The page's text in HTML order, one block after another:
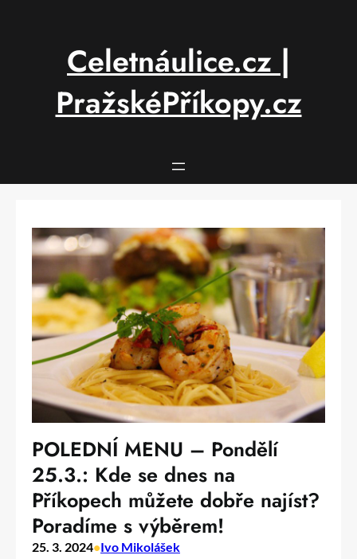
Celetnáulice.cz |
PražskéPříkopy.cz
POLEDNÍ MENU – Pondělí
25.3.: Kde se dnes na
Příkopech můžete dobře najíst?
Poradíme s výběrem!
25. 3. 2024•Ivo Mikolášek